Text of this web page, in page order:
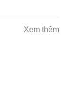
Xem thêm